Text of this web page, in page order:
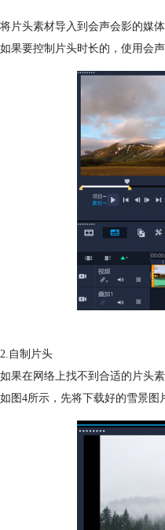
将片头素材导入到会声会影的媒
如果要控制片头时长的，使用会
2.自制片头
如果在网络上找不到合适的片头
如图4所示，先将下载好的雪景图